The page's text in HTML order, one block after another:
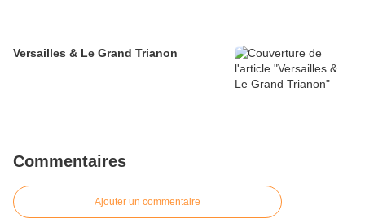
Versailles & Le Grand Trianon
Commentaires
Ajouter un commentaire